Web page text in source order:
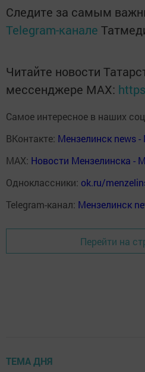
Следите за самым
Telegram-канале
Читайте новости
мессенджере MАХ:
Самое интересное в наших
ВКонтакте: Мензелинск news
MAX: Новости Мензелинска -
Одноклассники: ok.ru/
Telegram-канал: Мензелинск
Перейти на
ТЕМА ДНЯ